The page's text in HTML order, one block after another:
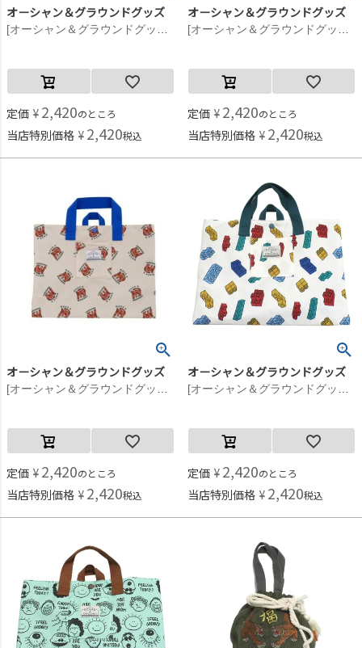
オーシャン＆グラウンドグッズ
定価 ¥ 2,420のところ
当店特別価格 ¥ 2,420税込
オーシャン＆グラウンドグッズ
定価 ¥ 2,420のところ
当店特別価格 ¥ 2,420税込
オーシャン＆グラウンドグッズ
定価 ¥ 2,420のところ
当店特別価格 ¥ 2,420税込
オーシャン＆グラウンドグッズ
定価 ¥ 2,420のところ
当店特別価格 ¥ 2,420税込